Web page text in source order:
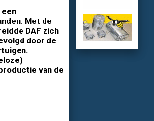
Met de
DAF zich
door de
van de